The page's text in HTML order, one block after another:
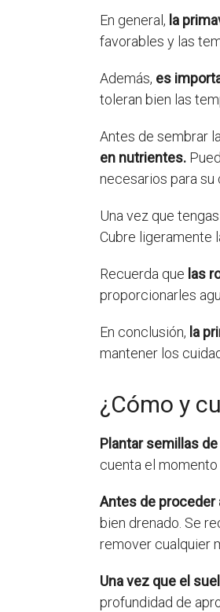
En general, la
favorables y las
Además, es
toleran bien las
Antes de sembrar
en nutrientes.
necesarios para su
Una vez que
Cubre ligeramente
Recuerda que las
proporcionarles
En conclusión, la
mantener los
¿Cómo y
Plantar semillas
cuenta el
Antes de proceder
bien drenado. Se
remover cualquier
Una vez que el
profundidad de